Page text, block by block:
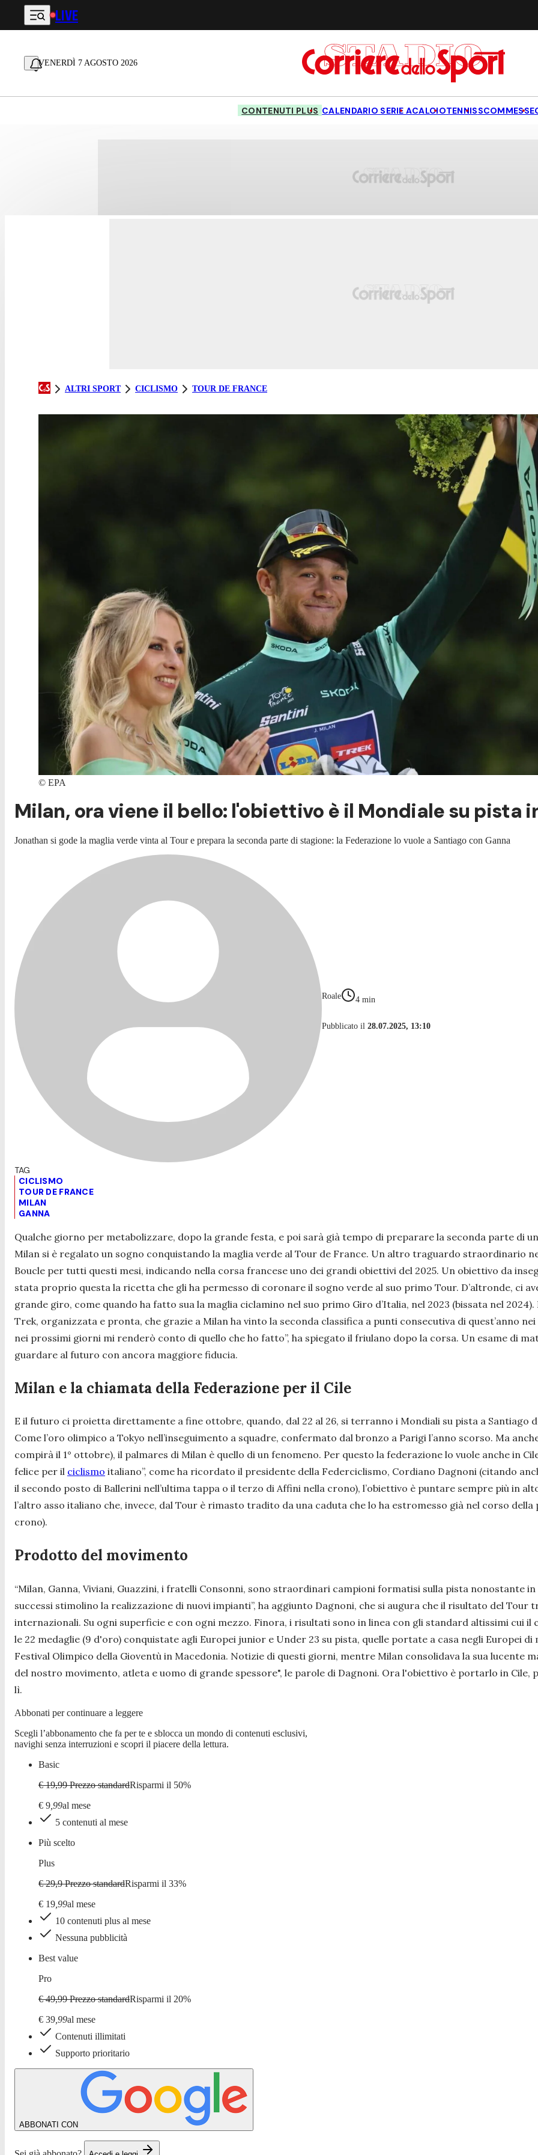
Vai al contenuto principale
LIVE
VENERDÌ 7 AGOSTO 2026
CONTENUTI PLUS CALENDARIO SERIE ACALCIOTENNISSCOMMESSE
ALTRI SPORT CICLISMO TOUR DE FRANCE
© EPA
Milan, ora viene il bello: l'obiettivo è il Mondiale su pista
Jonathan si gode la maglia verde vinta al Tour e prepara la seconda parte di stagione: la Federazione lo vuole a Santiago con Ganna
Roale 4 min
Pubblicato il 28.07.2025, 13:10
CICLISMO
TOUR DE FRANCE
MILAN
GANNA
Qualche giorno per metabolizzare, dopo la grande festa, e poi sarà già tempo di preparare la seconda parte di
Milan si è regalato un sogno conquistando la maglia verde al Tour de France. Un altro traguardo straordinario
Boucle per tutti questi mesi, indicando nella corsa francese uno dei grandi obiettivi del 2025. Un obiettivo da
stata proprio questa la ricetta che gli ha permesso di coronare il sogno verde al suo primo Tour. D’altronde, ci
grande giro, come quando ha fatto sua la maglia ciclamino nel suo primo Giro d’Italia, nel 2023 (bissata nel
Trek, organizzata e pronta, che grazie a Milan ha vinto la seconda classifica a punti consecutiva di quest’anno
nei prossimi giorni mi renderò conto di quello che ho fatto”, ha spiegato il friulano dopo la corsa. Un esame di
guardare al futuro con ancora maggiore fiducia.
Milan e la chiamata della Federazione per il Cile
E il futuro ci proietta direttamente a fine ottobre, quando, dal 22 al 26, si terranno i Mondiali su pista a Santiago
Come l’oro olimpico a Tokyo nell’inseguimento a squadre, confermato dal bronzo a Parigi l’anno scorso. Ma
compirà il 1° ottobre), il palmares di Milan è quello di un fenomeno. Per questo la federazione lo vuole anche in
felice per il ciclismo italiano”, come ha ricordato il presidente della Federciclismo, Cordiano Dagnoni (citando
il secondo posto di Ballerini nell’ultima tappa o il terzo di Affini nella crono), l’obiettivo è puntare sempre più in
l’altro asso italiano che, invece, dal Tour è rimasto tradito da una caduta che lo ha estromesso già nel corso
crono).
Prodotto del movimento
“Milan, Ganna, Viviani, Guazzini, i fratelli Consonni, sono straordinari campioni formatisi sulla pista nonostante
successi stimolino la realizzazione di nuovi impianti”, ha aggiunto Dagnoni, che si augura che il risultato del
internazionali. Su ogni superficie e con ogni mezzo. Finora, i risultati sono in linea con gli standard altissimi cui
le 22 medaglie (9 d'oro) conquistate agli Europei junior e Under 23 su pista, quelle portate a casa negli Europei
Festival Olimpico della Gioventù in Macedonia. Notizie di questi giorni, mentre Milan consolidava la sua lucente
del nostro movimento, atleta e uomo di grande spessore", le parole di Dagnoni. Ora l'obiettivo è portarlo in
lì.
Abbonati per continuare a leggere
Scegli l’abbonamento che fa per te e sblocca un mondo di contenuti esclusivi,
navighi senza interruzioni e scopri il piacere della lettura.
Basic
€ 19,99 Prezzo standardRisparmi il 50%
€ 9 99al mese
5 contenuti al mese
Più scelto
Plus
€ 29,9 Prezzo standardRisparmi il 33%
€ 19 99al mese
10 contenuti plus al mese
Nessuna pubblicità
Best value
Pro
€ 49,99 Prezzo standardRisparmi il 20%
€ 39 99al mese
Contenuti illimitati
Supporto prioritario
ABBONATI CON